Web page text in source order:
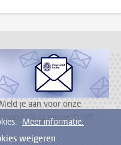
Meld je aan voor onze
nieuwsbrief!
Meer informatie.
weigeren